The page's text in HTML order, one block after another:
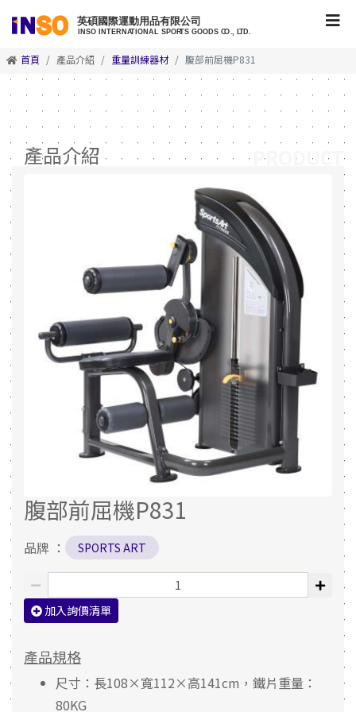
首頁 產品介紹 重量訓練器材 腹部前屈機P831
產品介紹
腹部前屈機P831
品牌 ： SPORTS ART
加入詢價清單
產品規格
尺寸：長108×寬112×高141cm，鐵片重量：
80KG
PRODUCT